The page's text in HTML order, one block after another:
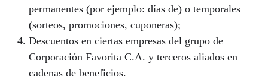
permanentes (por ejemplo: días de) o temporales
(sorteos, promociones, cuponeras);
Descuentos en ciertas empresas del grupo de
Corporación Favorita C.A. y terceros aliados en
cadenas de beneficios.